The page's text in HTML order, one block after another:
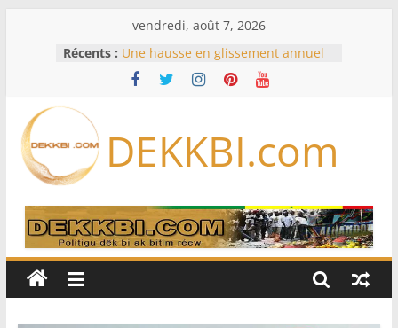
vendredi, août 7, 2026
Récents : Une hausse en glissement annuel
de 0,4 % des prix à la
consommation en juin
formés à la planification
Code de la famille, cadis et égalité
de la Justice
Assemblée nationale : trois projets
et deux propositions de loi au
menu de la session extraordinaire,
Foot : le Barça annule un amical au
DEKKBI.com